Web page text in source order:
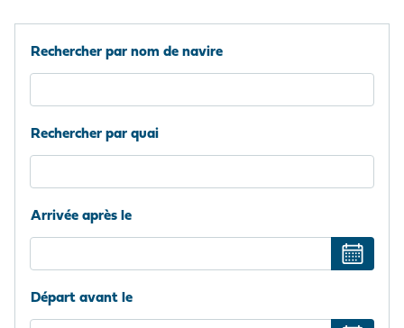
Rechercher par nom de navire
Rechercher par quai
Arrivée après le
Départ avant le
LE PELLERIN
SITES NANTAIS
VISITE DU PORT
HISTOIRE
ACHEMINEMENTS
NAVIRES
NOTRE POLITIQUE
Questions - réponses
Visite du port